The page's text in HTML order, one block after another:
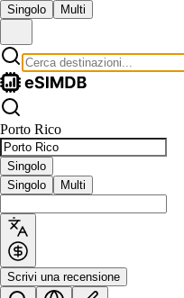
Singolo Multi
Porto Rico
Singolo
Singolo
Multi
Scrivi una recensione